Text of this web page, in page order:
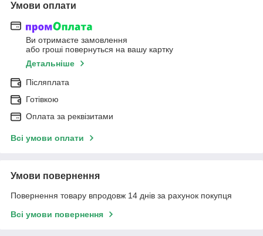
Умови оплати
Ви отримаєте замовлення
або гроші повернуться на вашу картку
Детальніше
Післяплата
Готівкою
Оплата за реквізитами
Всі умови оплати
Умови повернення
Повернення товару впродовж 14 днів за рахунок покупця
Всі умови повернення